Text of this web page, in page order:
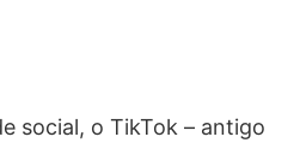
social, o TikTok – antigo